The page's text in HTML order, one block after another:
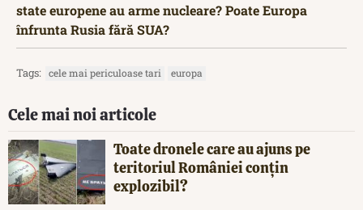
state europene au arme nucleare? Poate Europa
înfrunta Rusia fără SUA?
Tags: cele mai periculoase tari europa
Cele mai noi articole
Toate dronele care au ajuns pe
teritoriul României conțin
explozibil?